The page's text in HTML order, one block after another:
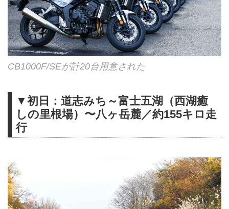
CB1000F/SEが計20台用意された
▼初日：道志みち～富士五湖（西湖癒
しの里根場）〜八ヶ岳麓／約155キロ走
行